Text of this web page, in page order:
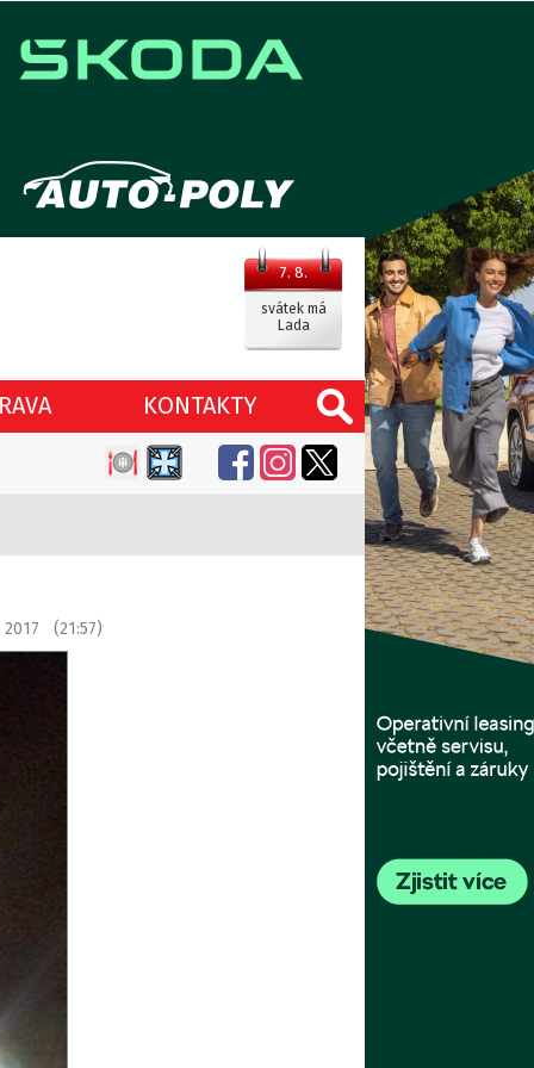
7. 8.
svátek má
Lada
KONTAKTY
2017 (21:57)